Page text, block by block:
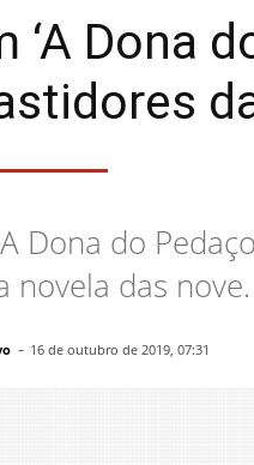
Dona
Dona do
novela das nove.
- 16 de outubro de 2019, 07:31